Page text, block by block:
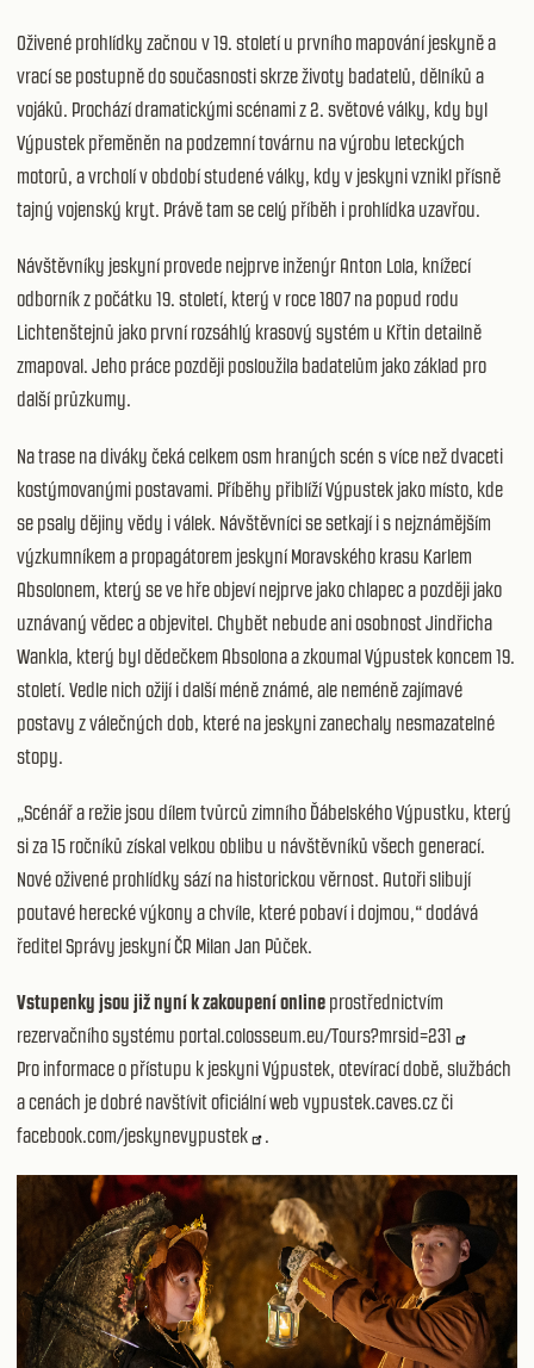
Oživené prohlídky začnou v 19. století u prvního mapování jeskyně a
vrací se postupně do současnosti skrze životy badatelů, dělníků a
vojáků. Prochází dramatickými scénami z 2. světové války, kdy byl
Výpustek přeměněn na podzemní továrnu na výrobu leteckých
motorů, a vrcholí v období studené války, kdy v jeskyni vznikl přísně
tajný vojenský kryt. Právě tam se celý příběh i prohlídka uzavřou.
Návštěvníky jeskyní provede nejprve inženýr Anton Lola, knížecí
odborník z počátku 19. století, který v roce 1807 na popud rodu
Lichtenštejnů jako první rozsáhlý krasový systém u Křtin detailně
zmapoval. Jeho práce později posloužila badatelům jako základ pro
další průzkumy.
Na trase na diváky čeká celkem osm hraných scén s více než dvaceti
kostýmovanými postavami. Příběhy přiblíží Výpustek jako místo, kde
se psaly dějiny vědy i válek. Návštěvníci se setkají i s nejznámějším
výzkumníkem a propagátorem jeskyní Moravského krasu Karlem
Absolonem, který se ve hře objeví nejprve jako chlapec a později jako
uznávaný vědec a objevitel. Chybět nebude ani osobnost Jindřicha
Wankla, který byl dědečkem Absolona a zkoumal Výpustek koncem 19.
století. Vedle nich ožijí i další méně známé, ale neméně zajímavé
postavy z válečných dob, které na jeskyni zanechaly nesmazatelné
stopy.
„Scénář a režie jsou dílem tvůrců zimního Ďábelského Výpustku, který
si za 15 ročníků získal velkou oblibu u návštěvníků všech generací.
Nové oživené prohlídky sází na historickou věrnost. Autoři slibují
poutavé herecké výkony a chvíle, které pobaví i dojmou,“ dodává
ředitel Správy jeskyní ČR Milan Jan Půček.
Vstupenky jsou již nyní k zakoupení online prostřednictvím
rezervačního systému portal.colosseum.eu/Tours?mrsid=231
Pro informace o přístupu k jeskyni Výpustek, otevírací době, službách
a cenách je dobré navštívit oficiální web vypustek.caves.cz či
facebook.com/jeskynevypustek
.